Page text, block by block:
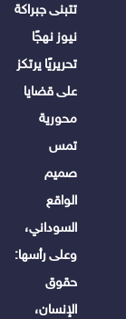
تتبنى جبراكة
نيوز نهجًا
تحريريًا يرتكز
على قضايا
محورية
تمس
صميم
الواقع
السوداني،
وعلى رأسها:
حقوق
الإنسان،